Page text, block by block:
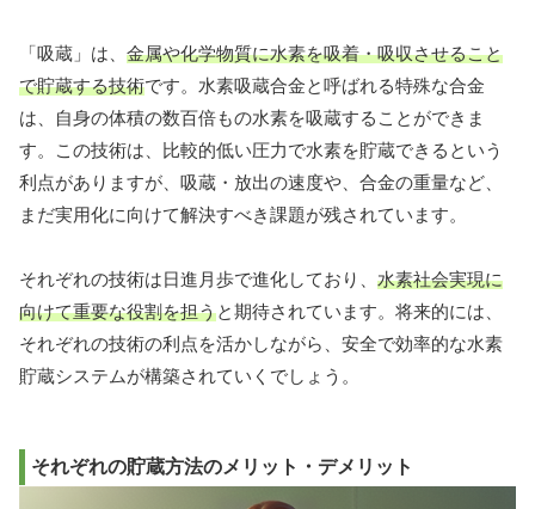
「吸蔵」は、 金属や化学物質に水素を吸着・吸収させること
で貯蔵する技術です。水素吸蔵合金と呼ばれる特殊な合金
は、自身の体積の数百倍もの水素を吸蔵することができま
す。この技術は、比較的低い圧力で水素を貯蔵できるという
利点がありますが、吸蔵・放出の速度や、合金の重量など、
まだ実用化に向けて解決すべき課題が残されています。
それぞれの技術は日進月歩で進化しており、 水素社会実現に
向けて重要な役割を担うと期待されています。将来的には、
それぞれの技術の利点を活かしながら、安全で効率的な水素
貯蔵システムが構築されていくでしょう。
それぞれの貯蔵方法のメリット・デメリット